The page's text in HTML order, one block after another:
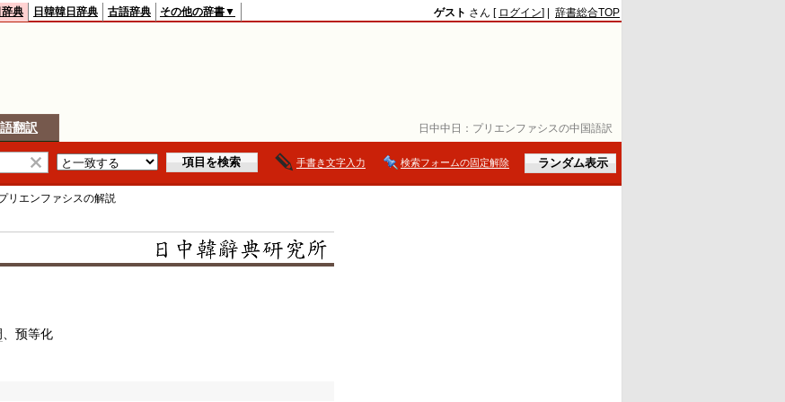
日中中日： プリエンファシスの中国語訳
辞典 日韓韓日辞典 古語辞典 その他の辞書▼ ゲスト さん [ ログイン] | 辞書総合TOP
翻訳
手書き文字入力 検索フォームの固定解除
リエンファシスの解説
、预等化